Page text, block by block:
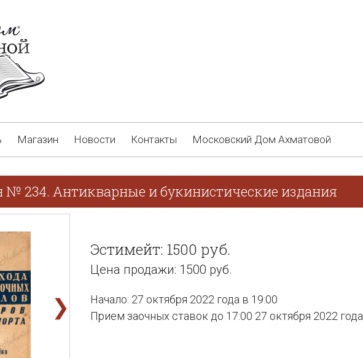
Магазин Новости Контакты Московский Дом Ахматовой
234. Антикварные и букинистические издания
❯
Эстимейт: 1500 руб.
Цена продажи: 1500 руб.
Начало: 27 октября 2022 года в 19:00
Прием заочных ставок до 17:00 27 октября 2022 года